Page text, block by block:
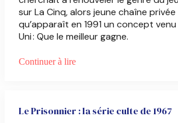
sur La Cinq, alors jeune chaîne
qu’apparaît en 1991 un concept
Uni : Que le meilleur gagne.
Continuer à lire
Le Prisonnier : la série culte de 1967